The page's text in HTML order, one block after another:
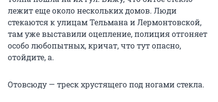
лежит еще около нескольких домов. Люди
стекаются к улицам Тельмана и Лермонтовской,
там уже выставили оцепление, полиция отгоняет
особо любопытных, кричат, что тут опасно,
отойдите, а.
Отовсюду — треск хрустящего под ногами стекла.